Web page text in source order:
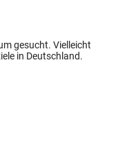
gesucht. Vielleicht
in Deutschland.